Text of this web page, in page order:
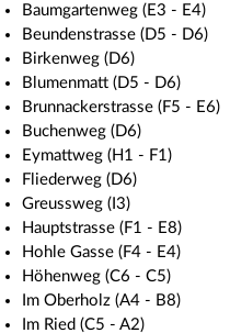
Baumgartenweg (E3 - E4)
Beundenstrasse (D5 - D6)
Birkenweg (D6)
Blumenmatt (D5 - D6)
Brunnackerstrasse (F5 - E6)
Buchenweg (D6)
Eymattweg (H1 - F1)
Fliederweg (D6)
Greussweg (I3)
Hauptstrasse (F1 - E8)
Hohle Gasse (F4 - E4)
Höhenweg (C6 - C5)
Im Oberholz (A4 - B8)
Im Ried (C5 - A2)